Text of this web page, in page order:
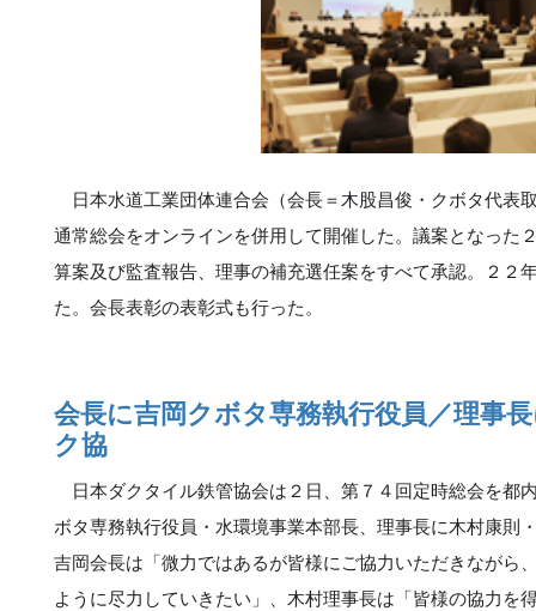
日本水道工業団体連合会（会長＝木股昌俊・クボタ代表
通常総会をオンラインを併用して開催した。議案となった
算案及び監査報告、理事の補充選任案をすべて承認。２２
た。会長表彰の表彰式も行った。
会長に吉岡クボタ専務執行役員／理事
ク協
日本ダクタイル鉄管協会は２日、第７４回定時総会を都
ボタ専務執行役員・水環境事業本部長、理事長に木村康則
吉岡会長は「微力ではあるが皆様にご協力いただきながら
ように尽力していきたい」、木村理事長は「皆様の協力を